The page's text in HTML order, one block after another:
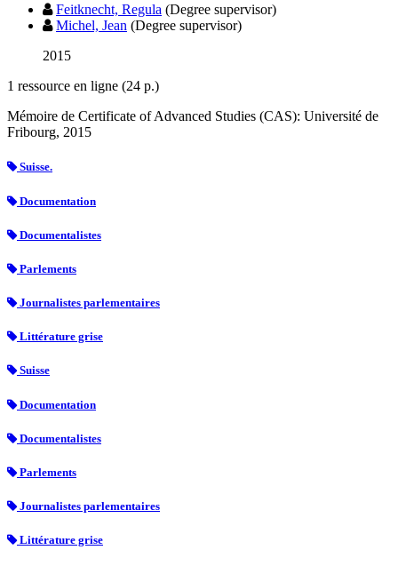
Feitknecht, Regula (Degree supervisor)
Michel, Jean (Degree supervisor)
2015
1 ressource en ligne (24 p.)
Mémoire de Certificate of Advanced Studies (CAS): Université de
Fribourg, 2015
Suisse.
Documentation
Documentalistes
Parlements
Journalistes parlementaires
Littérature grise
Suisse
Documentation
Documentalistes
Parlements
Journalistes parlementaires
Littérature grise